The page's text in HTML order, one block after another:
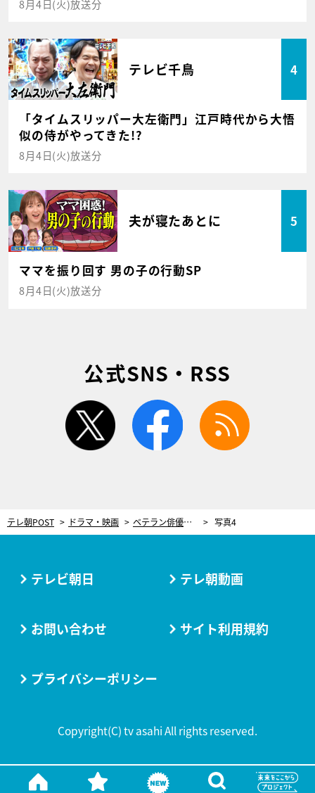
8月4日(火)放送分
テレビ千鳥 4
「タイムスリッパー大左衛門」江戸時代から大悟
似の侍がやってきた!?
8月4日(火)放送分
夫が寝たあとに 5
ママを振り回す 男の子の行動SP
8月4日(火)放送分
公式SNS・RSS
twitter facebook
テレ朝POST ドラマ・映画 ベテラン俳優、無言の強烈ビンタ炸裂！豹変した“院長”山崎育三郎にブチギレ＜ザ・トラベルナース＞ 写真4
テレビ朝日 テレ朝動画
お問い合わせ サイト利用規約
プライバシーポリシー
Copyright(C) tv asahi All rights reserved.